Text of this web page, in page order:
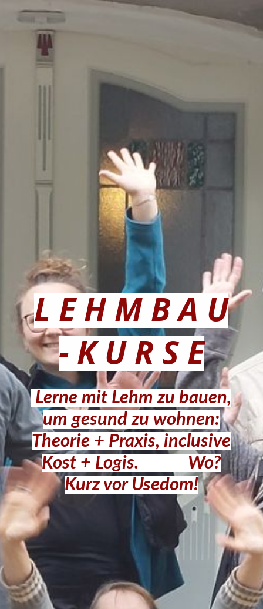
L E H M B A U
- K U R S E
Lerne mit Lehm zu bauen,
um gesund zu wohnen:
Theorie + Praxis, inclusive
Kost + Logis. Wo?
Kurz vor Usedom!
Deutsch
Kursinhalte
Lehminfos
Kurse bei Dir
Dia Show
Gästebuch
Kontaktformular
Impressum
Über mich
FAQ